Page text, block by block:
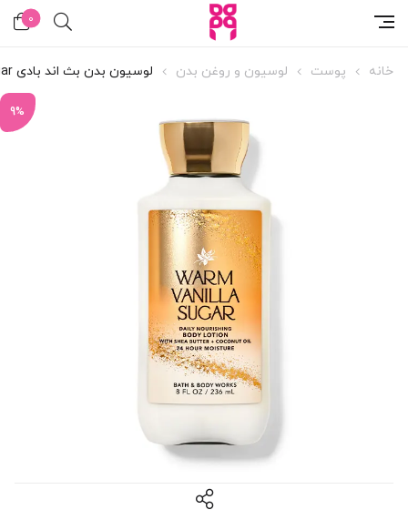
0
خانه پوست لوسیون و روغن بدن لوسیون بدن بث اند بادی Warm Vanilla Sugar
9%